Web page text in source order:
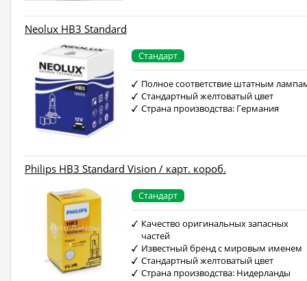
Neolux HB3 Standard
Стандарт
Полное соответствие штатным
Стандартный желтоватый цвет
Страна производства: Германия
Philips HB3 Standard Vision / карт. короб.
Стандарт
Качество оригинальных запасных
частей
Известный бренд с мировым именем
Стандартный желтоватый цвет
Страна производства: Нидерланды